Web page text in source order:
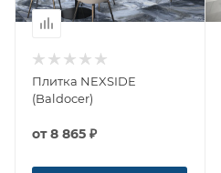
Плитка NEXSIDE
(Baldocer)
от8 865 ₽